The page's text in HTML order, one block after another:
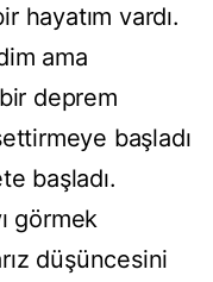
hayatım vardı.
ama
deprem
başladı
başladı.
görmek
düşüncesini